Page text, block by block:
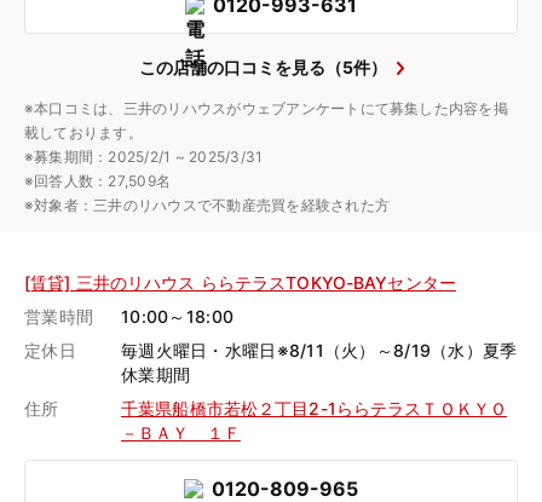
0120-993-631
この店舗の口コミを見る（5件）
※本口コミは、三井のリハウスがウェブアンケートにて募集した内容を掲
載しております。
※募集期間：2025/2/1 ~ 2025/3/31
※回答人数：27,509名
※対象者：三井のリハウスで不動産売買を経験された方
[賃貸] 三井のリハウス ららテラスTOKYO-BAYセンター
営業時間
10:00～18:00
定休日
毎週火曜日・水曜日※8/11（火）～8/19（水）夏季
休業期間
住所
千葉県船橋市若松２丁目2-1ららテラスＴＯＫＹＯ
－ＢＡＹ １Ｆ
0120-809-965